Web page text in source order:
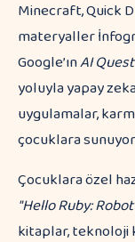
Minecraft, Quick
materyaller
Google’ınAI
yoluyla yapay
uygulamalar,
çocuklara
Çocuklara özel
"Hello Ruby:
kitaplar, teknoloji